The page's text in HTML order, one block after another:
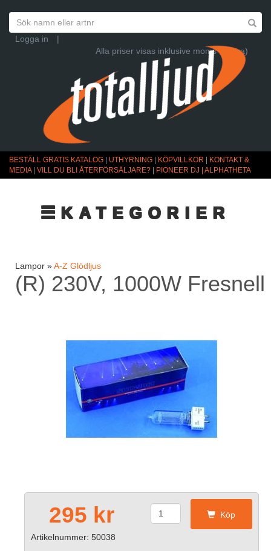
Logga in
|
Alla priser visas inklusive moms (Ändra)
BESTÄLL GRATIS KATALOG UTHYRNING KÖPVILLKOR
KONTAKT &
MEDIA| VILL DU BLI ÅTERFÖRSÄLJARE? PIONEER DJ | ALPHATHETA
☰KATEGORIER
Lampor »A-Z Glödljus
(R) 230V, 1000W Fresnell
295 kr Köp
Artikelnummer: 50038